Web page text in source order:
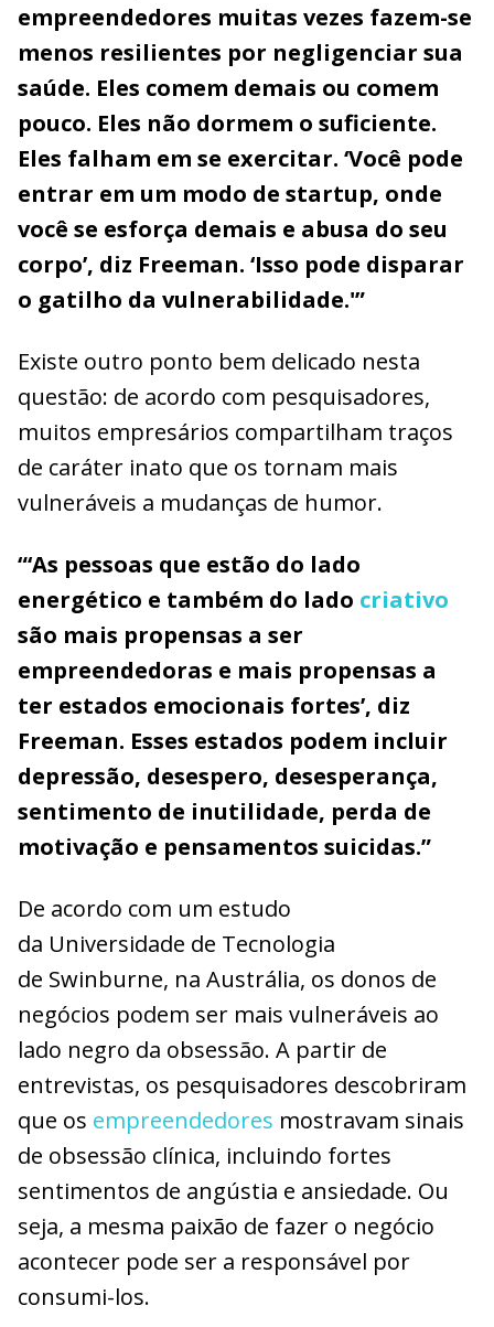
empreendedores muitas vezes fazem-se
menos resilientes por negligenciar sua
saúde. Eles comem demais ou comem
pouco. Eles não dormem o suficiente.
Eles falham em se exercitar. ‘Você pode
entrar em um modo de startup, onde
você se esforça demais e abusa do seu
corpo’, diz Freeman. ‘Isso pode disparar
o gatilho da vulnerabilidade.'”
Existe outro ponto bem delicado nesta
questão: de acordo com pesquisadores,
muitos empresários compartilham traços
de caráter inato que os tornam mais
vulneráveis a mudanças de humor.
“‘As pessoas que estão do lado
energético e também do lado criativo
são mais propensas a ser
empreendedoras e mais propensas a
ter estados emocionais fortes’, diz
Freeman. Esses estados podem incluir
depressão, desespero, desesperança,
sentimento de inutilidade, perda de
motivação e pensamentos suicidas.”
De acordo com um estudo
da Universidade de Tecnologia
de Swinburne, na Austrália, os donos de
negócios podem ser mais vulneráveis ao
lado negro da obsessão. A partir de
entrevistas, os pesquisadores descobriram
que os empreendedores mostravam sinais
de obsessão clínica, incluindo fortes
sentimentos de angústia e ansiedade. Ou
seja, a mesma paixão de fazer o negócio
acontecer pode ser a responsável por
consumi-los.